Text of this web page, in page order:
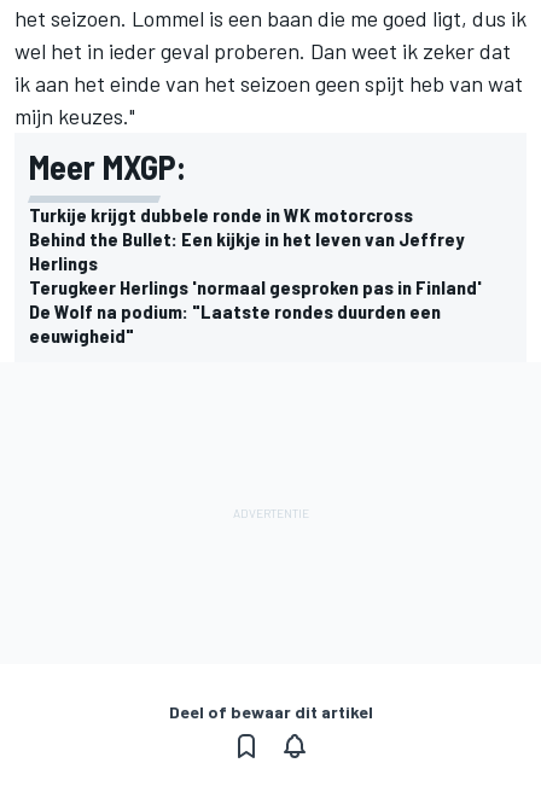
het seizoen. Lommel is een baan die me goed ligt, dus ik
wel het in ieder geval proberen. Dan weet ik zeker dat
ik aan het einde van het seizoen geen spijt heb van wat
mijn keuzes."
Meer MXGP:
Turkije krijgt dubbele ronde in WK motorcross
Behind the Bullet: Een kijkje in het leven van Jeffrey
Herlings
Terugkeer Herlings 'normaal gesproken pas in Finland'
De Wolf na podium: "Laatste rondes duurden een
eeuwigheid"
Deel of bewaar dit artikel